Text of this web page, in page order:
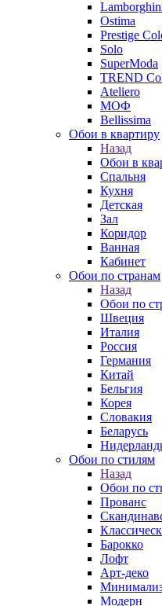
Ostima
Prestige
Solo
SuperModa
TREND
Ateliero
МОФ
Bellissima
Обои в квартиру
Назад
Обои в
Спальня
Кухня
Детская
Зал
Коридор
Ванная
Кабинет
Обои по странам
Назад
Обои по
Швеция
Италия
Россия
Германия
Китай
Бельгия
Корея
Словакия
Беларусь
Обои по стилям
Назад
Обои по
Прованс
Барокко
Лофт
Арт-деко
Модерн